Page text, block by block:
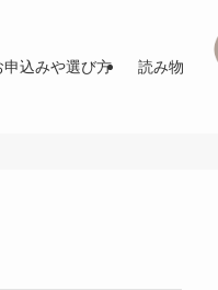
申込みや選び方 読み物